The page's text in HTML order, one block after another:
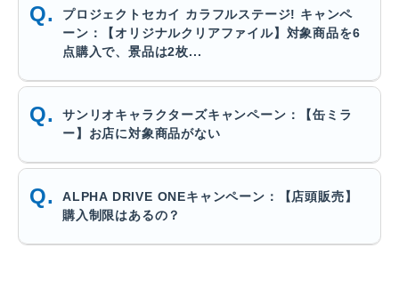
プロジェクトセカイ カラフルステージ! キャンペ
ーン：【オリジナルクリアファイル】対象商品を6
点購入で、景品は2枚...
サンリオキャラクターズキャンペーン：【缶ミラ
ー】お店に対象商品がない
ALPHA DRIVE ONEキャンペーン：【店頭販売】
購入制限はあるの？